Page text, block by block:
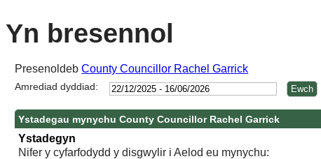
Yn bresennol
PresenoldebCounty Councillor Rachel Garrick
Amrediad dyddiad:
Ystadegau mynychu County Councillor Rachel Garrick
Ystadegyn
Nifer y cyfarfodydd y disgwylir i Aelod eu mynychu: